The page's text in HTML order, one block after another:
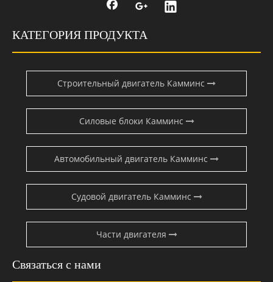
КАТЕГОРИЯ ПРОДУКТА
Строительный двигатель Камминс
Силовые блоки Камминс
Автомобильный двигатель Камминс
Судовой двигатель Камминс
Части двигателя
Связаться с нами